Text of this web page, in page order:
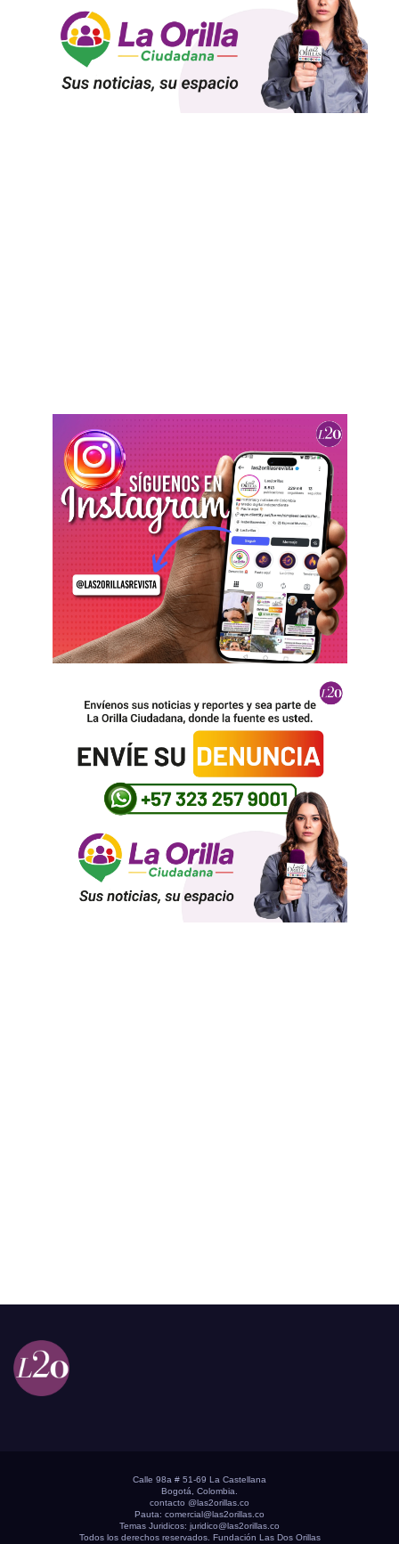
Calle 98a # 51-69 La Castellana
Bogotá, Colombia.
contacto @las2orillas.co
Pauta: comercial@las2orillas.co
Temas Juridicos: juridico@las2orillas.co
Todos los derechos reservados. Fundación Las Dos Orillas